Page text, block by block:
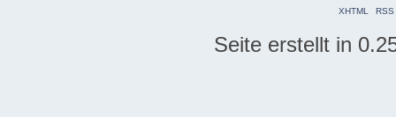
XHTML RSS
Seite erstellt in